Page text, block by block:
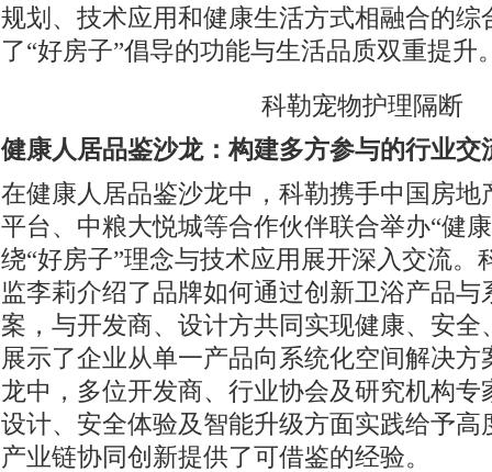
规划、技术应用和健康生活方式相融合的综
了“好房子”倡导的功能与生活品质双重提升
科勒宠物护理隔断
健康人居品鉴沙龙：构建多方参与的行业交
在健康人居品鉴沙龙中，科勒携手中国房地
平台、中粮大悦城等合作伙伴联合举办“健
绕“好房子”理念与技术应用展开深入交流。
监李莉介绍了品牌如何通过创新卫浴产品与
案，与开发商、设计方共同实现健康、安全
展示了企业从单一产品向系统化空间解决方
龙中，多位开发商、行业协会及研究机构专
设计、安全体验及智能升级方面实践给予高
产业链协同创新提供了可借鉴的经验。